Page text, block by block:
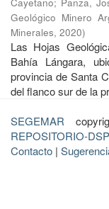
Geológico Minero
Minerales, 2020)
Las Hojas
Bahía Lángara,
provincia de Santa
del flanco sur de la
SEGEMAR
REPOSITORIO-
Contacto |